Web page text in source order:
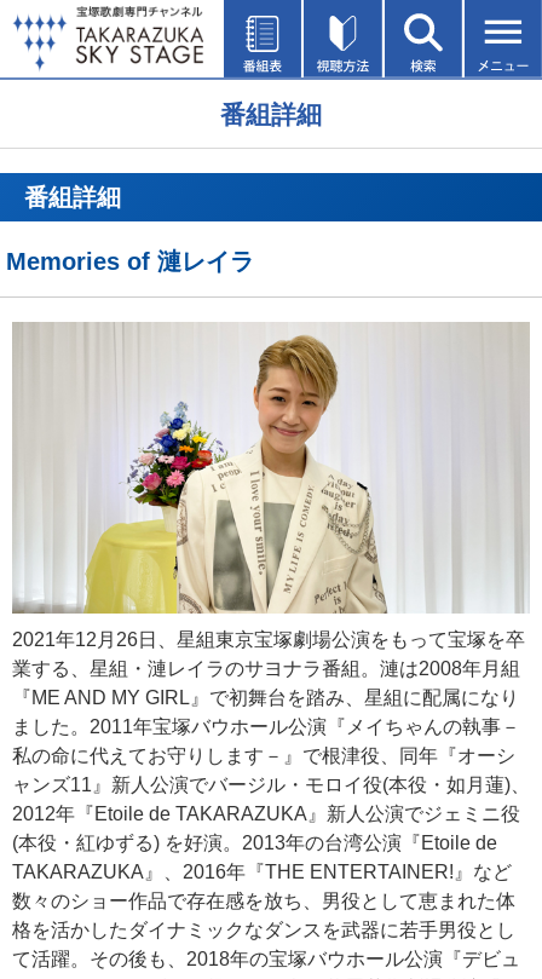
番組詳細
番組詳細
Memories of 漣レイラ
2021年12月26日、星組東京宝塚劇場公演をもって宝塚を卒
業する、星組・漣レイラのサヨナラ番組。漣は2008年月組
『ME AND MY GIRL』で初舞台を踏み、星組に配属になり
ました。2011年宝塚バウホール公演『メイちゃんの執事－
私の命に代えてお守りします－』で根津役、同年『オーシ
ャンズ11』新人公演でバージル・モロイ役(本役・如月蓮)、
2012年『Etoile de TAKARAZUKA』新人公演でジェミニ役
(本役・紅ゆずる) を好演。2013年の台湾公演『Etoile de
TAKARAZUKA』、2016年『THE ENTERTAINER!』など
数々のショー作品で存在感を放ち、男役として恵まれた体
格を活かしたダイナミックなダンスを武器に若手男役とし
て活躍。その後も、2018年の宝塚バウホール公演『デビュ